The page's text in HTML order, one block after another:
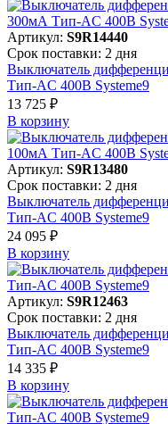
Артикул: S9R14440
Срок поставки: 2 дня
Выключатель
Тип-AC 400В Systeme9
13 725 ₽
В корзинy
Артикул: S9R13480
Срок поставки: 2 дня
Выключатель
Тип-AC 400В Systeme9
24 095 ₽
В корзинy
Артикул: S9R12463
Срок поставки: 2 дня
Выключатель
Тип-AC 400В Systeme9
14 335 ₽
В корзинy